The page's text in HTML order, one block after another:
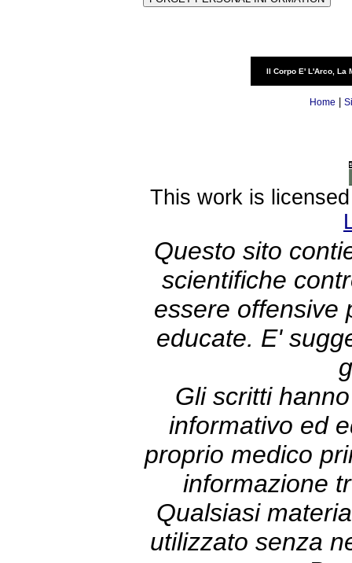
Il Corpo E' L'Arco, La
Home
This work is
Questo sito
scientifiche
essere offensive
educate. E'
Gli scritti
informativo ed
proprio medico
informazione
Qualsiasi
utilizzato senza